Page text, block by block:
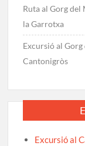
Ruta al Gorg del
la Garrotxa
Excursió al Gorg
Cantonigròs
Excursió al